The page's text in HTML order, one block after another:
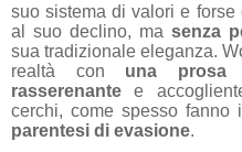
suo sistema di valori e
al suo declino, ma senza
sua tradizionale eleganza.
realtà con una prosa
rasserenante e
cerchi, come spesso fanno
parentesi di evasione.